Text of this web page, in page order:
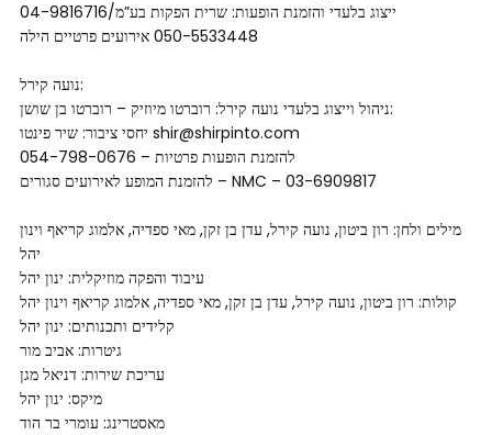
ייצוג בלעדי והזמנת הופעות: שרית הפקות בע”מ/04-9816716
נועה קירל:
ניהול וייצוג בלעדי נועה קירל: רוברטו מיוזיק – רוברטו בן שושן:
יחסי ציבור: שיר פינטו shir@shirpinto.com
להזמנת הופעות פרטיות – 054-798-0676
להזמנת המופע לאירועים סגורים – NMC – 03-6909817
מילים ולחן: רון ביטון, נועה קירל, עדן בן זקן, מאי ספדיה, אלמוג קריאף וינון
יהל
עיבוד והפקה מוזיקלית: ינון יהל
קולות: רון ביטון, נועה קירל, עדן בן זקן, מאי ספדיה, אלמוג קריאף וינון יהל
קלידים ותכנותים: ינון יהל
גיטרות: אביב מור
עריכת שירות: דניאל מגן
מיקס: ינון יהל
מאסטרינג: עומרי בר הוד